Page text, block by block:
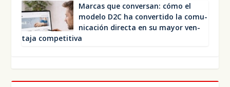
Mar­cas que con­ver­san: cómo el
mode­lo D2C ha con­ver­ti­do la comu­
ni­ca­ción direc­ta en su mayor ven­
ta­ja com­pe­ti­ti­va